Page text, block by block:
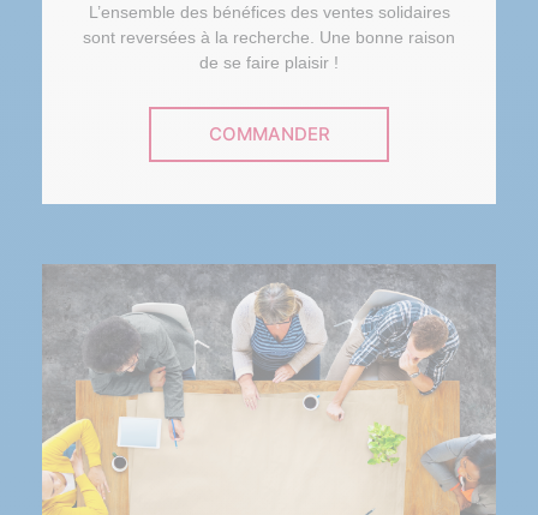
L’ensemble des bénéfices des ventes solidaires
sont reversées à la recherche. Une bonne raison
de se faire plaisir !
COMMANDER